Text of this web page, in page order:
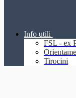
Info utili
FSL - ex
Tirocini